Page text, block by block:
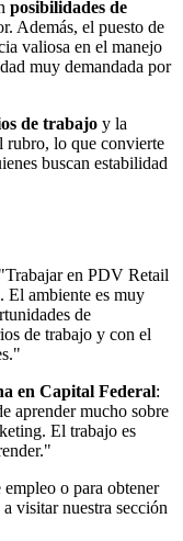
posibilidades de
Además, el puesto de
valiosa en el manejo
muy demandada por
de trabajo y la
rubro, lo que convierte
buscan estabilidad
en PDV Retail
El ambiente es muy
de
de trabajo y con el
en Capital Federal:
aprender mucho sobre
El trabajo es
o para obtener
visitar nuestra sección